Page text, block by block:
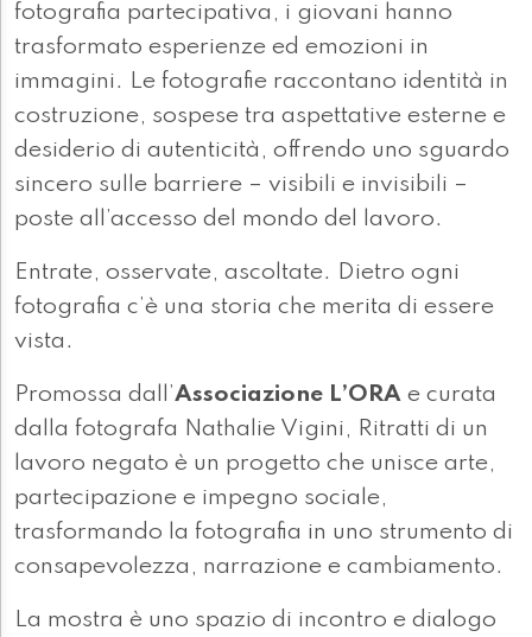
fotografia partecipativa, i giovani hanno
trasformato esperienze ed emozioni in
immagini. Le fotografie raccontano identità in
costruzione, sospese tra aspettative esterne e
desiderio di autenticità, offrendo uno sguardo
sincero sulle barriere – visibili e invisibili –
poste all’accesso del mondo del lavoro.
Entrate, osservate, ascoltate. Dietro ogni
fotografia c’è una storia che merita di essere
vista.
Promossa dall’Associazione L’ORA e curata
dalla fotografa Nathalie Vigini, Ritratti di un
lavoro negato è un progetto che unisce arte,
partecipazione e impegno sociale,
trasformando la fotografia in uno strumento di
consapevolezza, narrazione e cambiamento.
La mostra è uno spazio di incontro e dialogo